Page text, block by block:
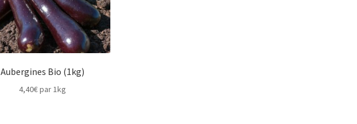
Aubergines Bio (1kg)
4,40€par 1kg